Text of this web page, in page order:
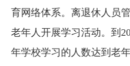
育网络体系。离退休人员
老年人开展学习活动。到
年学校学习的人数达到老